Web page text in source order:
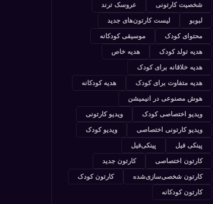
شخصیت کارتونی
عروسک ترند
لبوبو
لیست کارتون‌های جدید
محتوای کودک
موسیقی کودکانه
هدیه تولد کودک
هدیه خاص
هدیه خلاقانه برای کودک
هدیه متفاوت برای کودک
هدیه کودکانه
هوش مصنوعی در انیمیشن
ویدیو اختصاصی کودک
ویدیو کارتونی
ویدیو کارتونی اختصاصی
ویدیو کودک
پینکی فیل
پینکی‌فیل
کارتون اختصاصی
کارتون جدید
کارتون شخصی‌سازی‌شده
کارتون کودک
کارتون کودکانه